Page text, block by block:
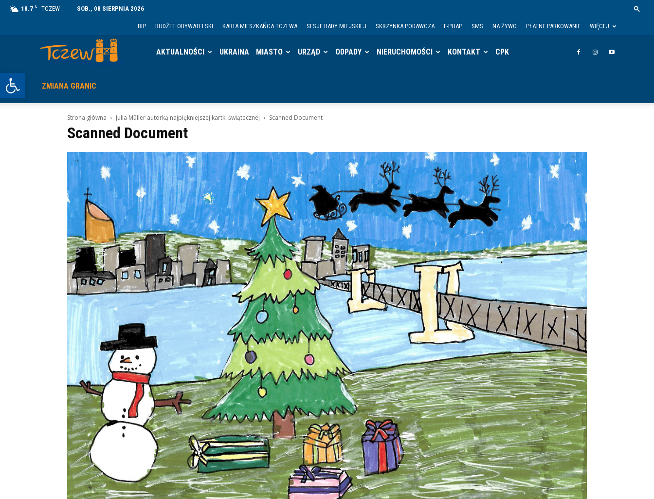
Otwórz pasek narzędzi
18.7 C TCZEW SOB., 08 SIERPNIA 2026
BIP BUDŻET OBYWATELSKI KARTA MIESZKAŃCA TCZEWA SESJE RADY MIEJSKIEJ SKRZYNKA PODAWCZA E-PUAP SMS NA ŻYWO PŁATNE PARKOWANIE WIĘCEJ
AKTUALNOŚCI UKRAINA MIASTO URZĄD ODPADY NIERUCHOMOŚCI KONTAKT CPK
ZMIANA GRANIC
Strona główna Julia Mȕller autorką najpiękniejszej kartki świątecznej Scanned Document
Scanned Document